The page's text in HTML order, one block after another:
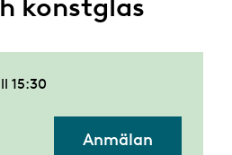
konstglas
15:30
Anmälan